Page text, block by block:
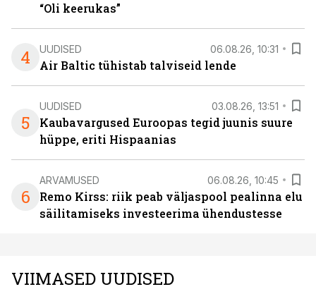
“Oli keerukas”
4 UUDISED 06.08.26, 10:31
Air Baltic tühistab talviseid lende
5
UUDISED 03.08.26, 13:51
Kaubavargused Euroopas tegid juunis suure
hüppe, eriti Hispaanias
6
ARVAMUSED 06.08.26, 10:45
Remo Kirss: riik peab väljaspool pealinna elu
säilitamiseks investeerima ühendustesse
VIIMASED UUDISED